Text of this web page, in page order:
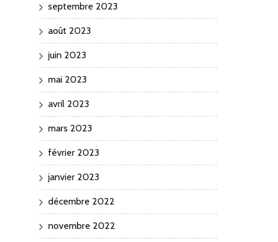
septembre 2023
août 2023
juin 2023
mai 2023
avril 2023
mars 2023
février 2023
janvier 2023
décembre 2022
novembre 2022